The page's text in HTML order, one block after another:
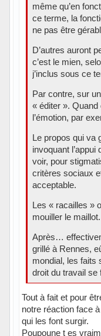
même qu’en
ce terme, la
ne pas être
D’autres auront
c’est le mien,
j’inclus sous ce
Par contre, sur
« éditer ».
l’émotion, par
Le propos qui va
invoquant l’appui
voir, pour
critères sociaux
acceptable.
Les « racailles »
mouiller le maillot.
Après…
grillé à Rennes,
mondial, les faits
droit du travail se
Tout à fait et pour
notre réaction face
qui les font surgir.
Poupoune t es